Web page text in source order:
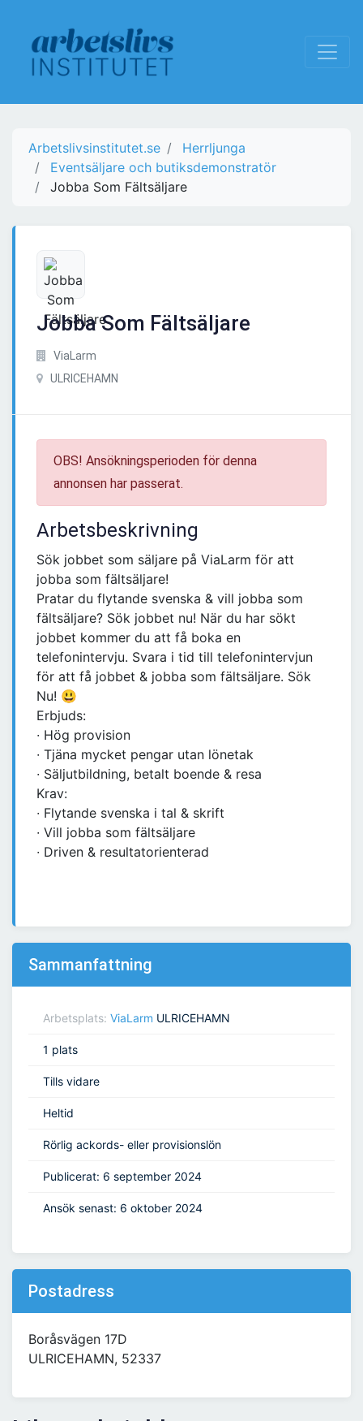
Arbetslivsinstitutet.se
Herrljunga
Eventsäljare och butiksdemonstratör
Jobba Som Fältsäljare
Jobba Som Fältsäljare
ViaLarm
ULRICEHAMN
OBS! Ansökningsperioden för denna
annonsen har passerat.
Arbetsbeskrivning
Sök jobbet som säljare på ViaLarm för att
jobba som fältsäljare!
Pratar du flytande svenska & vill jobba som
fältsäljare? Sök jobbet nu! När du har sökt
jobbet kommer du att få boka en
telefonintervju. Svara i tid till telefonintervjun
för att få jobbet & jobba som fältsäljare. Sök
Nu! 😃
Erbjuds:
∙ Hög provision
∙ Tjäna mycket pengar utan lönetak
∙ Säljutbildning, betalt boende & resa
Krav:
∙ Flytande svenska i tal & skrift
∙ Vill jobba som fältsäljare
∙ Driven & resultatorienterad
Sammanfattning
Arbetsplats: ViaLarm ULRICEHAMN
1 plats
Tills vidare
Heltid
Rörlig ackords- eller provisionslön
Publicerat: 6 september 2024
Ansök senast: 6 oktober 2024
Postadress
Boråsvägen 17D
ULRICEHAMN, 52337